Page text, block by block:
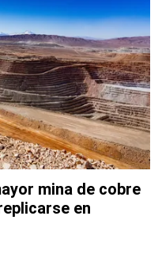
mina de cobre
en